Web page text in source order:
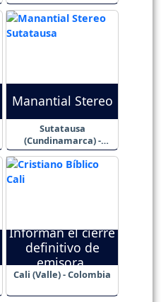
Manantial Stereo
Sutatausa
(Cundinamarca) -
Colombia
Informan el cierre
definitivo de
emisora.
Cali (Valle) - Colombia